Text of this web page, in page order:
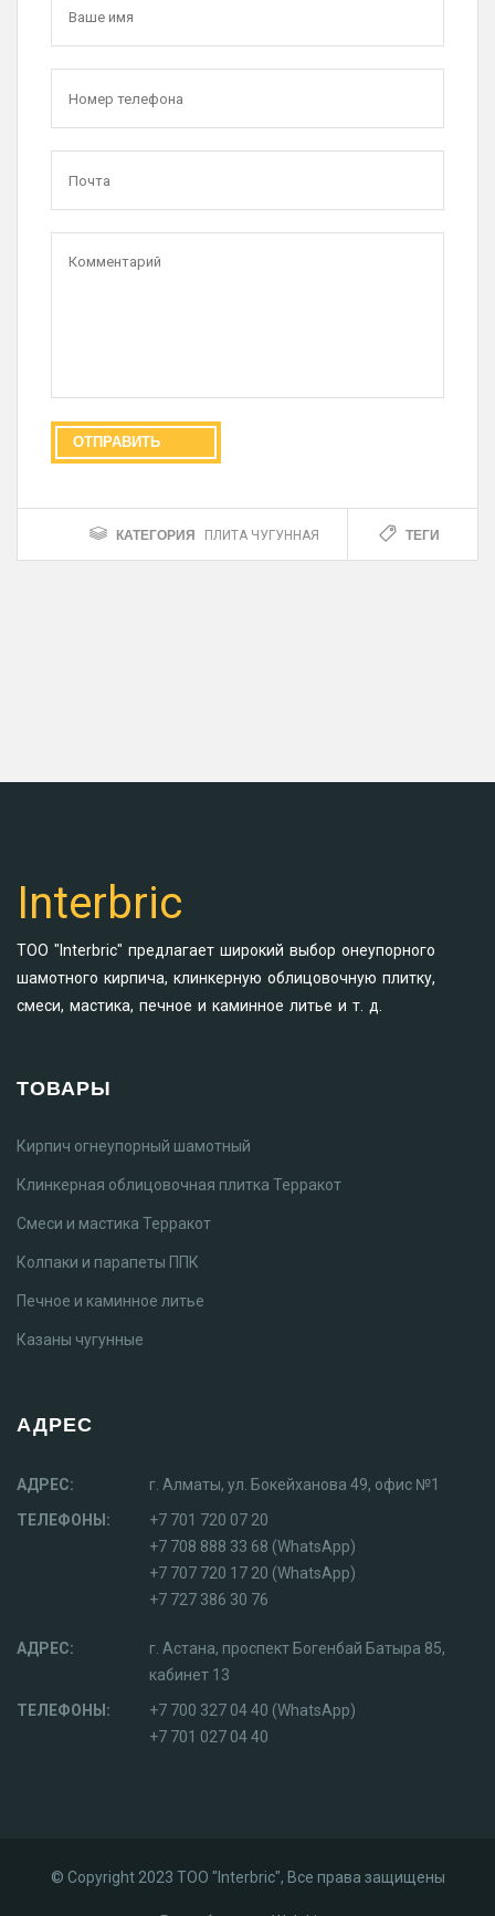
КАТЕГОРИЯ ПЛИТА ЧУГУННАЯ ТЕГИ
Interbric
ТОО "Interbric" предлагает широкий выбор онеупорного
шамотного кирпича, клинкерную облицовочную плитку,
смеси, мастика, печное и каминное литье и т. д.
ТОВАРЫ
Кирпич огнеупорный шамотный
Клинкерная облицовочная плитка Терракот
Смеси и мастика Терракот
Колпаки и парапеты ППК
Печное и каминное литье
Казаны чугунные
АДРЕС
АДРЕС:
г. Алматы, ул. Бокейханова 49, офис №1
ТЕЛЕФОНЫ:
+7 701 720 07 20
+7 708 888 33 68 (WhatsApp)
+7 707 720 17 20 (WhatsApp)
+7 727 386 30 76
АДРЕС:
г. Астана, проспект Богенбай Батыра 85,
кабинет 13
ТЕЛЕФОНЫ:
+7 700 327 04 40 (WhatsApp)
+7 701 027 04 40
© Copyright 2023 ТОО "Interbric", Все права защищены